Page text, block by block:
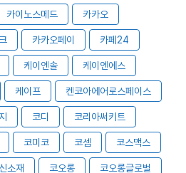
카이노스메드 카카오
카카오페이 카페24
케이엔솔 케이엔에스
케이프 켄코아에어로스페이스
코디 코리아써키트
코미코 코셈 코스맥스
소재 코오롱 코오롱글로벌